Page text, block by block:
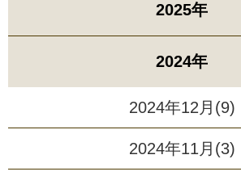
2025年
2024年
2024年12月(9)
2024年11月(3)